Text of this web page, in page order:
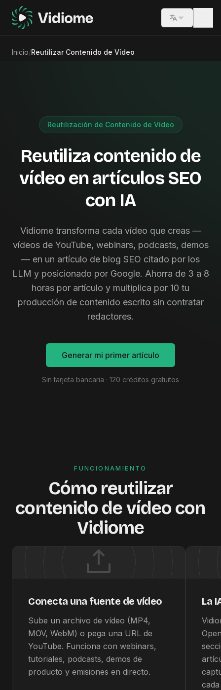
Switch
Inicio/Reutilizar Contenido de Vídeo
Reutilización de Contenido de Vídeo
Reutiliza contenido de
vídeo en artículos SEO
con IA
Vidiome transforma cada vídeo que creas —
vídeos de YouTube, webinars, podcasts, demos
— en un artículo de blog SEO citado por los
LLM y posicionado por Google. Ahorra de 3 a 8
horas por artículo y multiplica por 10 tu
producción de contenido escrito sin contratar
redactores.
Generar mi primer artículo
Sin tarjeta bancaria · 120 créditos gratuitos
FUNCIONAMIENTO
Cómo reutilizar
contenido de vídeo con
Vidiome
Conecta una fuente de vídeo
Sube un archivo de vídeo (MP4,
MOV, WebM) o pega una URL de
YouTube. Funciona con webinars,
tutoriales, podcasts, demos de
producto y emisiones en directo.
La